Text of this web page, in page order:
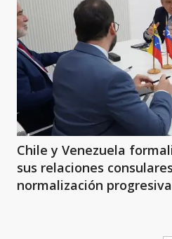
Chile y Venezuela
sus relaciones
normalización